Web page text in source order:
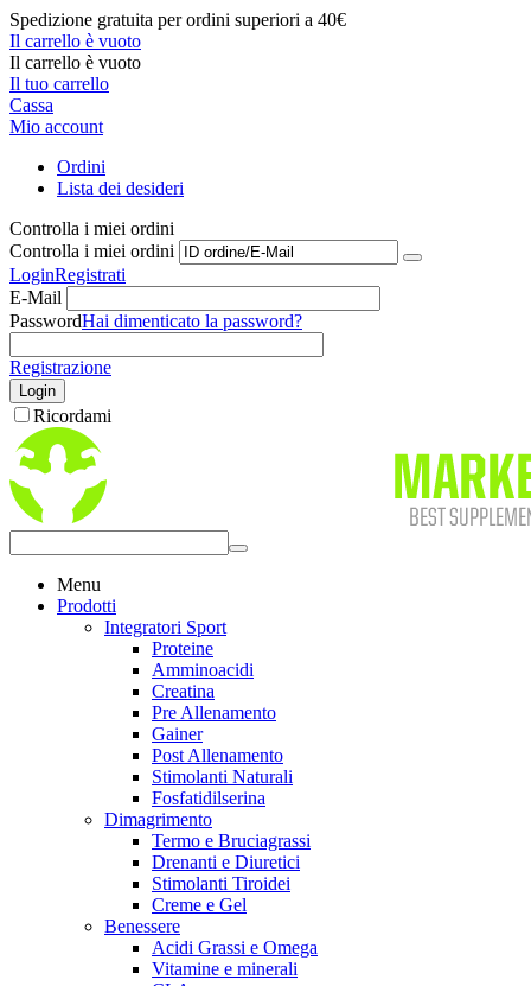
Spedizione gratuita per ordini superiori a 40€
Il carrello è vuoto
Il carrello è vuoto
Il tuo carrello
Cassa
Mio account
Ordini
Lista dei desideri
Controlla i miei ordini
Controlla i miei ordini
LoginRegistrati
E-Mail
PasswordHai dimenticato la password?
Registrazione
Login
Ricordami
Menu
Prodotti
Integratori Sport
Proteine
Amminoacidi
Creatina
Pre Allenamento
Gainer
Post Allenamento
Stimolanti Naturali
Fosfatidilserina
Dimagrimento
Termo e Bruciagrassi
Drenanti e Diuretici
Stimolanti Tiroidei
Creme e Gel
Benessere
Acidi Grassi e Omega
Vitamine e minerali